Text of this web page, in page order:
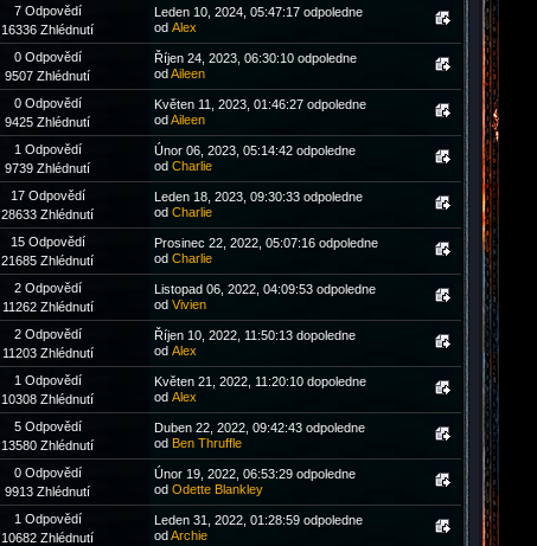
7 Odpovědí
16336 Zhlédnutí
Leden 10, 2024, 05:47:17 odpoledne
od Аlex
0 Odpovědí
9507 Zhlédnutí
Říjen 24, 2023, 06:30:10 odpoledne
odAileen
0 Odpovědí
9425 Zhlédnutí
Květen 11, 2023, 01:46:27 odpoledne
odAileen
1 Odpovědí
9739 Zhlédnutí
Únor 06, 2023, 05:14:42 odpoledne
od Charlie
17 Odpovědí
28633 Zhlédnutí
Leden 18, 2023, 09:30:33 odpoledne
od Charlie
15 Odpovědí
21685 Zhlédnutí
Prosinec 22, 2022, 05:07:16 odpoledne
od Charlie
2 Odpovědí
11262 Zhlédnutí
Listopad 06, 2022, 04:09:53 odpoledne
od Vivien
2 Odpovědí
11203 Zhlédnutí
Říjen 10, 2022, 11:50:13 dopoledne
od Аlex
1 Odpovědí
10308 Zhlédnutí
Květen 21, 2022, 11:20:10 dopoledne
od Аlex
5 Odpovědí
13580 Zhlédnutí
Duben 22, 2022, 09:42:43 odpoledne
od Ben Thruffle
0 Odpovědí
9913 Zhlédnutí
Únor 19, 2022, 06:53:29 odpoledne
od Odette Blankley
1 Odpovědí
10682 Zhlédnutí
Leden 31, 2022, 01:28:59 odpoledne
odArchie